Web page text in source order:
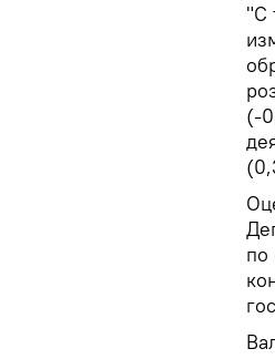
"С
(-
по